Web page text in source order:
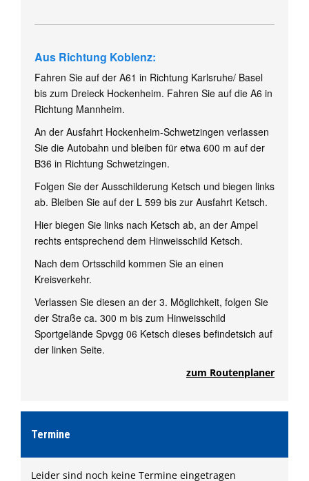
Aus Richtung Koblenz:
Fahren Sie auf der A61 in Richtung Karlsruhe/ Basel
bis zum Dreieck Hockenheim. Fahren Sie auf die A6 in
Richtung Mannheim.
An der Ausfahrt Hockenheim-Schwetzingen verlassen
Sie die Autobahn und bleiben für etwa 600 m auf der
B36 in Richtung Schwetzingen.
Folgen Sie der Ausschilderung Ketsch und biegen links
ab. Bleiben Sie auf der L 599 bis zur Ausfahrt Ketsch.
Hier biegen Sie links nach Ketsch ab, an der Ampel
rechts entsprechend dem Hinweisschild Ketsch.
Nach dem Ortsschild kommen Sie an einen
Kreisverkehr.
Verlassen Sie diesen an der 3. Möglichkeit, folgen Sie
der Straße ca. 300 m bis zum Hinweisschild
Sportgelände Spvgg 06 Ketsch dieses befindetsich auf
der linken Seite.
zum Routenplaner
Termine
Leider sind noch keine Termine eingetragen